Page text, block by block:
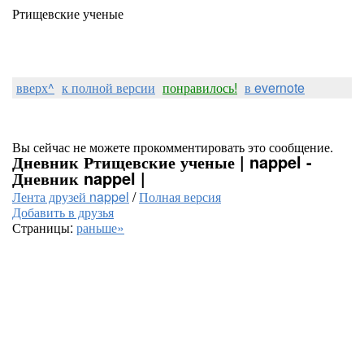
Ртищевские ученые
вверх^ к полной версии понравилось! в evernote
Вы сейчас не можете прокомментировать это сообщение.
Дневник Ртищевские ученые | nappel -
Дневник nappel |
Лента друзей nappel /Полная версия
Добавить в друзья
Страницы: раньше»